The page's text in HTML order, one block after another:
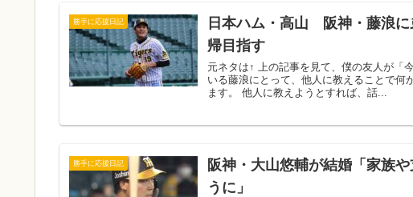
勝手に応援日記
日本ハム・高山 阪神・藤浪
帰目指す
元ネタは↑ 上の記事を見て、僕の友人が「
いる藤浪にとって、他人に教えることで何
ます。 他人に教えようとすれば、話...
勝手に応援日記
阪神・大山悠輔が結婚「家族
うに」